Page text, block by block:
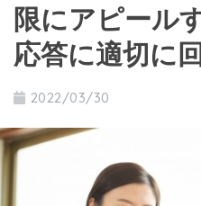
限にアピール
応答に適切に
2022/03/30